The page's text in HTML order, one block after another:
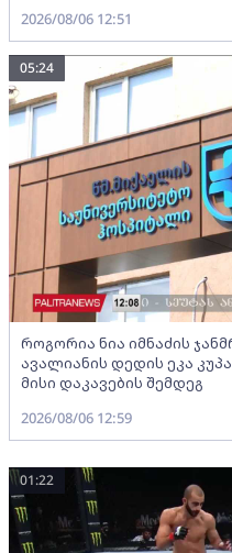
2026/08/06 12:51
როგორია ნია იმნაძის
ავალიანის დედის ეკა
მისი დაკავების შემდეგ
05:24
2026/08/06 12:59
01:22